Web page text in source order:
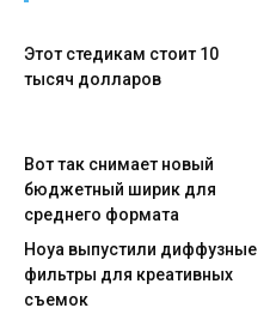
Этот стедикам стоит 10
тысяч долларов
Вот так снимает новый
бюджетный ширик для
среднего формата
Hoya выпустили диффузные
фильтры для креативных
съемок